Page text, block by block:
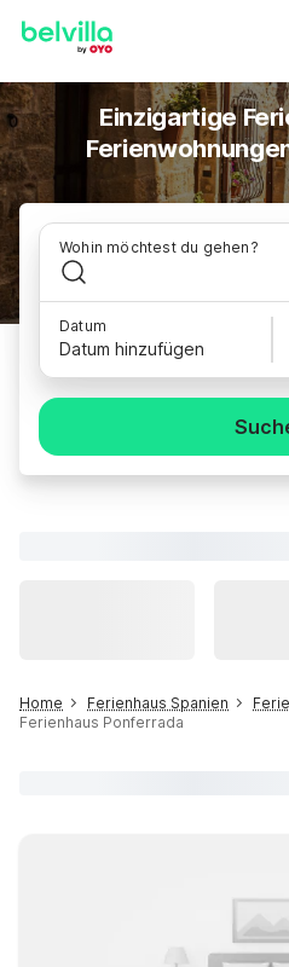
Einzigartige
Wohin möchtest du gehen?
Datum
Datum hinzufügen
Home Ferienhaus Spanien
Ferienhaus Ponferrada